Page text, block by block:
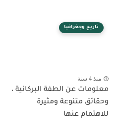
تاريخ وجغرافيا
منذ 4 سنة
معلومات عن الطفة البركانية ،
وحقائق متنوعة ومثيرة
للاهتمام عنها